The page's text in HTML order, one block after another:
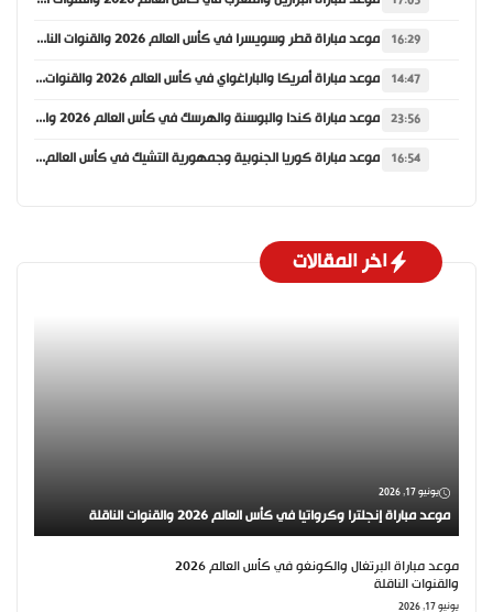
16:29 موعد مباراة قطر وسويسرا في كأس العالم 2026 والقنوات الناقلة
14:47 موعد مباراة أمريكا والباراغواي في كأس العالم 2026 والقنوات الناقلة
23:56 موعد مباراة كندا والبوسنة والهرسك في كأس العالم 2026 والقنوات الناقلة
16:54 موعد مباراة كوريا الجنوبية وجمهورية التشيك في كأس العالم 2026 والقنوات الناقلة
اخر المقالات
يونيو 17, 2026
موعد مباراة إنجلترا وكرواتيا في كأس العالم 2026 والقنوات الناقلة
موعد مباراة البرتغال والكونغو في كأس العالم 2026
والقنوات الناقلة
يونيو 17, 2026